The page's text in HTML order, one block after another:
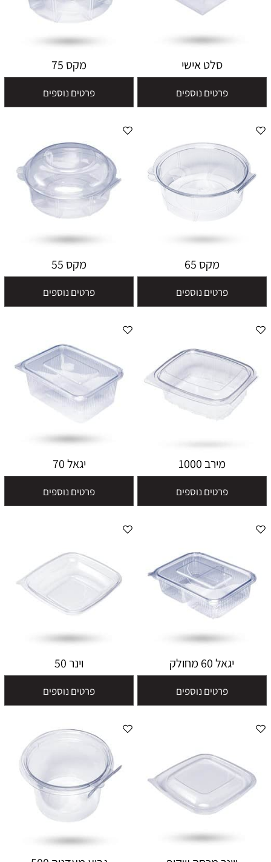
סלט אישי
פרטים נוספים
מקס 75
פרטים נוספים
מקס 65
פרטים נוספים
מקס 55
פרטים נוספים
מירב 1000
פרטים נוספים
יגאל 70
פרטים נוספים
יגאל 60 מחולק
פרטים נוספים
וינר 50
פרטים נוספים